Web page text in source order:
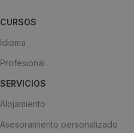
CURSOS
Idioma
Profesional
SERVICIOS
Alojamiento
Asesoramiento personalizado